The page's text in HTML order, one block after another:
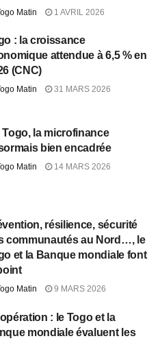
Matin 1 AVRIL 2026
: la croissance
attendue à 6,5 % en
(CNC)
Matin 31 MARS 2026
Togo, la microfinance
bien encadrée
Matin 14 MARS 2026
résilience, sécurité
communautés au Nord…, le
et la Banque mondiale font
Matin 9 MARS 2026
: le Togo et la
mondiale évaluent les